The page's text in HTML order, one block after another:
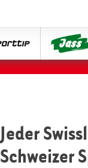
Jass
Jeder
Schweizer